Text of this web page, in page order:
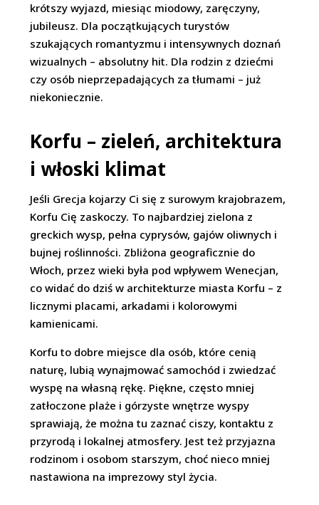
krótszy wyjazd, miesiąc miodowy, zaręczyny,
jubileusz. Dla początkujących turystów
szukających romantyzmu i intensywnych doznań
wizualnych – absolutny hit. Dla rodzin z dziećmi
czy osób nieprzepadających za tłumami – już
niekoniecznie.
Korfu – zieleń, architektura
i włoski klimat
Jeśli Grecja kojarzy Ci się z surowym krajobrazem,
Korfu Cię zaskoczy. To najbardziej zielona z
greckich wysp, pełna cyprysów, gajów oliwnych i
bujnej roślinności. Zbliżona geograficznie do
Włoch, przez wieki była pod wpływem Wenecjan,
co widać do dziś w architekturze miasta Korfu – z
licznymi placami, arkadami i kolorowymi
kamienicami.
Korfu to dobre miejsce dla osób, które cenią
naturę, lubią wynajmować samochód i zwiedzać
wyspę na własną rękę. Piękne, często mniej
zatłoczone plaże i górzyste wnętrze wyspy
sprawiają, że można tu zaznać ciszy, kontaktu z
przyrodą i lokalnej atmosfery. Jest też przyjazna
rodzinom i osobom starszym, choć nieco mniej
nastawiona na imprezowy styl życia.